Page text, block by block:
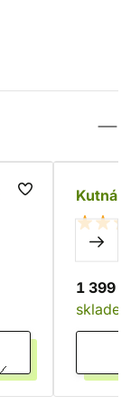
Kutná
1 399 Kč
skladem